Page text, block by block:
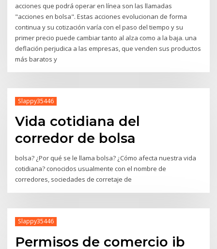
acciones que podrá operar en línea son las llamadas
"acciones en bolsa". Estas acciones evolucionan de forma
continua y su cotización varía con el paso del tiempo y su
primer precio puede cambiar tanto al alza como a la baja. una
deflación perjudica a las empresas, que venden sus productos
más baratos y
Slappy35446
Vida cotidiana del
corredor de bolsa
bolsa? ¿Por qué se le llama bolsa? ¿Cómo afecta nuestra vida
cotidiana? conocidos usualmente con el nombre de
corredores, sociedades de corretaje de
Slappy35446
Permisos de comercio ib